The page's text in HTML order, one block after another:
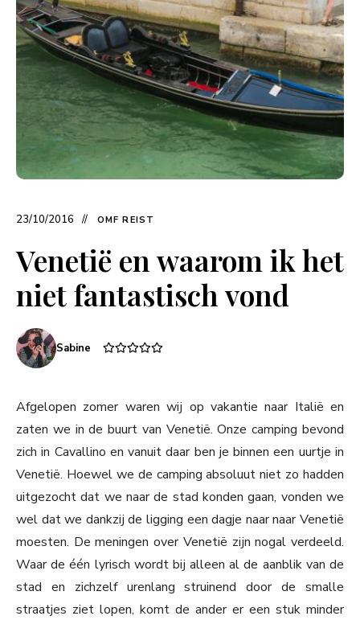
23/10/2016 OMF REIST
Venetië en waarom ik het
niet fantastisch vond
Sabine
Afgelopen zomer waren wij op vakantie naar Italië en
zaten we in de buurt van Venetië. Onze camping bevond
zich in Cavallino en vanuit daar ben je binnen een uurtje in
Venetië. Hoewel we de camping absoluut niet zo hadden
uitgezocht dat we naar de stad konden gaan, vonden we
wel dat we dankzij de ligging een dagje naar naar Venetië
moesten. De meningen over Venetië zijn nogal verdeeld.
Waar de één lyrisch wordt bij alleen al de aanblik van de
stad en zichzelf urenlang struinend door de smalle
straatjes ziet lopen, komt de ander er een stuk minder